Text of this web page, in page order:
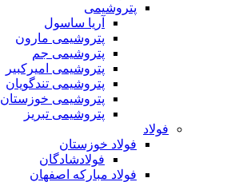
پتروشیمی
آریا ساسول
پتروشیمی مارون
پتروشیمی جم
پتروشیمی امیرکبیر
پتروشیمی تندگویان
پتروشیمی خوزستان
پتروشیمی تبریز
فولاد
فولاد خوزستان
فولادشادگان
فولاد مبارکه اصفهان